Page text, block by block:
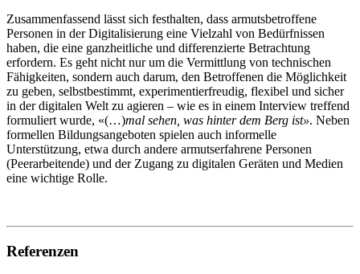
Zusammenfassend lässt sich festhalten, dass armutsbetroffene
Personen in der Digitalisierung eine Vielzahl von Bedürfnissen
haben, die eine ganzheitliche und differenzierte Betrachtung
erfordern. Es geht nicht nur um die Vermittlung von technischen
Fähigkeiten, sondern auch darum, den Betroffenen die Möglichkeit
zu geben, selbstbestimmt, experimentierfreudig, flexibel und sicher
in der digitalen Welt zu agieren – wie es in einem Interview treffend
formuliert wurde, «(…)mal sehen, was hinter dem Berg ist». Neben
formellen Bildungsangeboten spielen auch informelle
Unterstützung, etwa durch andere armutserfahrene Personen
(Peerarbeitende) und der Zugang zu digitalen Geräten und Medien
eine wichtige Rolle.
Referenzen